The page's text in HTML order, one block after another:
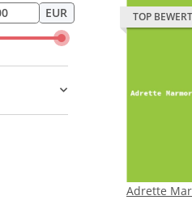
TOP
Adrette
EUR